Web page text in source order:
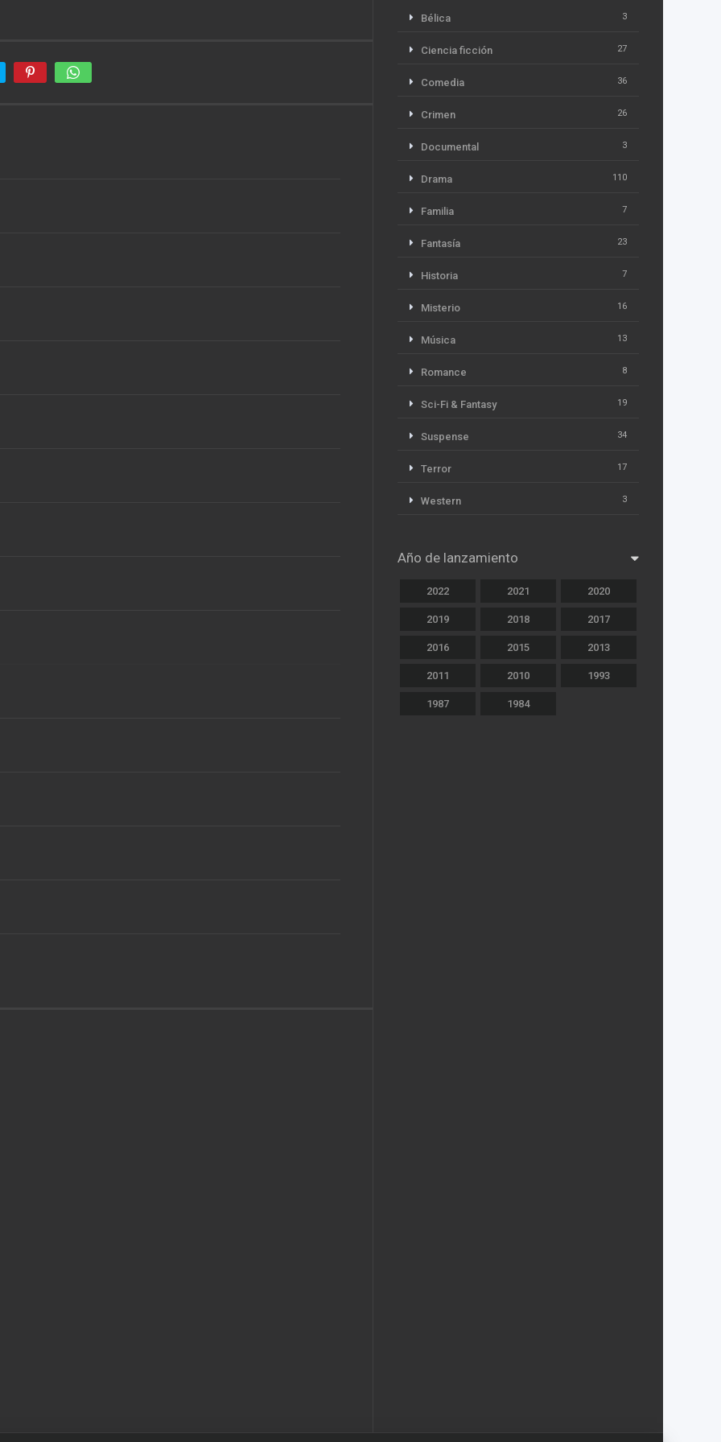
Bélica 3
Ciencia ficción 27
Comedia 36
Crimen 26
Documental 3
Drama 110
Familia 7
Fantasía 23
Historia 7
Misterio 16
Música 13
Romance 8
Sci-Fi & Fantasy 19
Suspense 34
Terror 17
Western 3
Año de lanzamiento
2022 2021 2020
2019 2018 2017
2016 2015 2013
2011 2010 1993
1987 1984